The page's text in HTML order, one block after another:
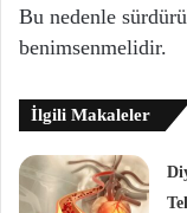
Bu nedenle
benimsenmelidir.
İlgili Makaleler